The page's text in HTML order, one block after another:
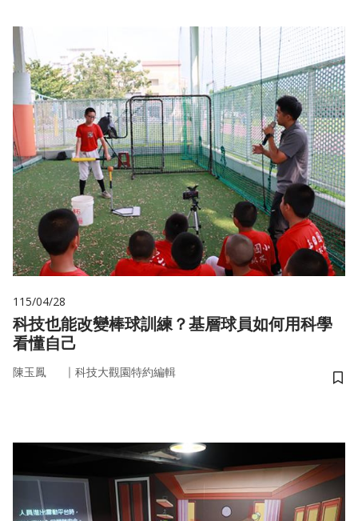
115/04/28
科技也能改變棒球訓練？基層球員如何用科學
看懂自己
陳玉鳳 ｜ 科技大觀園特約編輯
儲